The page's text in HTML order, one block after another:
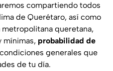
compartiendo todos
de Querétaro, así como
queretana,
mínimas, probabilidad de
generales que
de tu día.